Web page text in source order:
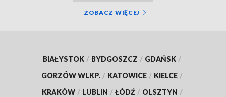
ZOBACZ WIĘCEJ
BIAŁYSTOK / BYDGOSZCZ / GDAŃSK /
GORZÓW WLKP. / KATOWICE / KIELCE /
KRAKÓW / LUBLIN / ŁÓDŹ / OLSZTYN /